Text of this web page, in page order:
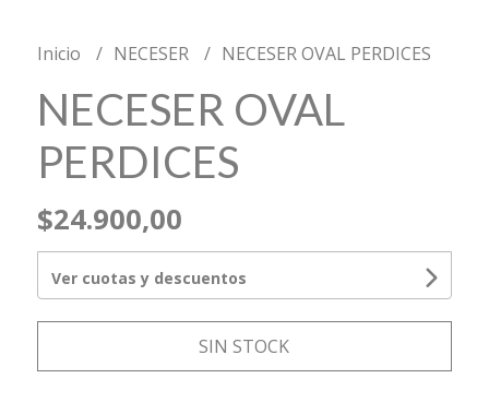
Inicio NECESER NECESER OVAL PERDICES
NECESER OVAL
PERDICES
$24.900,00
Ver cuotas y descuentos
SIN STOCK